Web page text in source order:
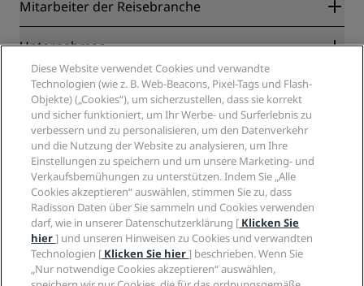
Blog
Neue und aufstrebende Hotels
Radisson Hotels APP
„Sports Approved“-Hotels
Familienfreundliche Hotels
Gesundheit & Sicherheit
Mitarbeiter der Reisebranche
Partner
Reisebüros
Unternehmen
Radisson Hotel Group
Medien
Karriere RHG
Karriere PPHE
Karrieren EHL
The Club by RHG
Entwicklungsmöglichkeiten
Responsible Business – Unser Engagement
Einkauf
Rechtliches
Privacy Centre
Rechtliche Hinweise
Radisson Rewards Geschäftsbedingungen
Website-Nutzungsvereinbarung
Digitale Barrierefreiheit
Moderne Sklaverei – Erklärung
Hilfe
Verbrauchermeldungen
Kontakt
FAQ
Inhaltsübersicht
Soziale Medien
Marken von Radisson Hotels
Diese Website verwendet Cookies und verwandte
Technologien (wie z. B. Web-Beacons, Pixel-Tags und Flash-
Objekte) („Cookies“), um sicherzustellen, dass sie korrekt
und sicher funktioniert, um Ihr Werbe- und Surferlebnis zu
verbessern und zu personalisieren, um den Datenverkehr
und die Nutzung der Website zu analysieren, um Ihre
Einstellungen zu speichern und um unsere Marketing- und
Verkaufsbemühungen zu unterstützen. Indem Sie „Alle
Cookies akzeptieren“ auswählen, stimmen Sie zu, dass
Radisson Daten über Sie sammeln und Cookies verwenden
darf, wie in unserer Datenschutzerklärung [ Klicken Sie
hier] und unseren Hinweisen zu Cookies und verwandten
Technologien [ Klicken Sie hier] beschrieben. Wenn Sie
„Nur notwendige Cookies akzeptieren“ auswählen,